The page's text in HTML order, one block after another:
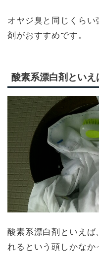
オヤジ臭と同じくらい
剤がおすすめです。
酸素系漂白剤とい
酸素系漂白剤といえば
れるという頭しかなか